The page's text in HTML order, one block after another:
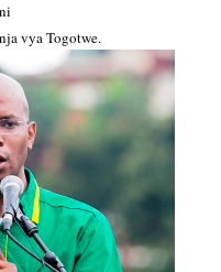
vya Togotwe.